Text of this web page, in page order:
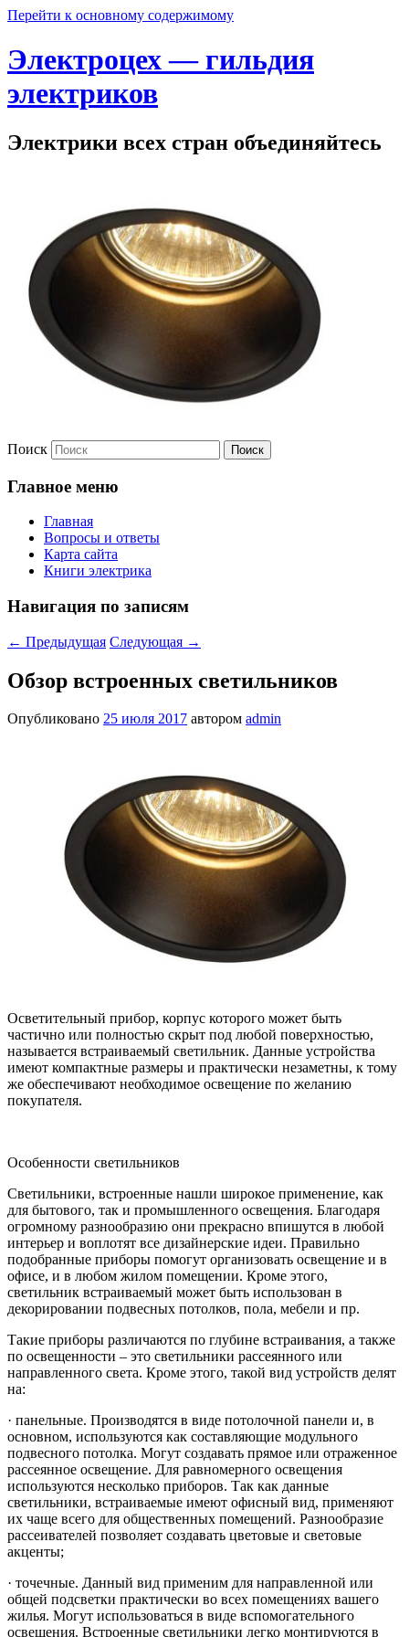
Перейти к основному содержимому
Электроцех — гильдия
электриков
Электрики всех стран объединяйтесь
Поиск
Главное меню
Главная
Вопросы и ответы
Карта сайта
Книги электрика
Навигация по записям
← Предыдущая Следующая →
Обзор встроенных светильников
Опубликовано 25 июля 2017 автором admin
Осветительный прибор, корпус которого может быть
частично или полностью скрыт под любой поверхностью,
называется встраиваемый светильник. Данные устройства
имеют компактные размеры и практически незаметны, к тому
же обеспечивают необходимое освещение по желанию
покупателя.
Особенности светильников
Светильники, встроенные нашли широкое применение, как
для бытового, так и промышленного освещения. Благодаря
огромному разнообразию они прекрасно впишутся в любой
интерьер и воплотят все дизайнерские идеи. Правильно
подобранные приборы помогут организовать освещение и в
офисе, и в любом жилом помещении. Кроме этого,
светильник встраиваемый может быть использован в
декорировании подвесных потолков, пола, мебели и пр.
Такие приборы различаются по глубине встраивания, а также
по освещенности – это светильники рассеянного или
направленного света. Кроме этого, такой вид устройств делят
на:
· панельные. Производятся в виде потолочной панели и, в
основном, используются как составляющие модульного
подвесного потолка. Могут создавать прямое или отраженное
рассеянное освещение. Для равномерного освещения
используются несколько приборов. Так как данные
светильники, встраиваемые имеют офисный вид, применяют
их чаще всего для общественных помещений. Разнообразие
рассеивателей позволяет создавать цветовые и световые
акценты;
· точечные. Данный вид применим для направленной или
общей подсветки практически во всех помещениях вашего
жилья. Могут использоваться в виде вспомогательного
освещения. Встроенные светильники легко монтируются в